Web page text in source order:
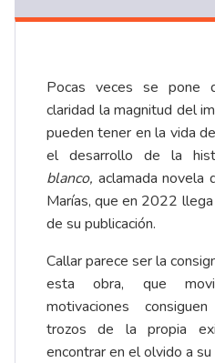
Pocas veces se pone
claridad la magnitud del
pueden tener en la vida
el desarrollo de la
blanco, aclamada novela
Marías, que en 2022
de su publicación.
Callar parece ser la
esta obra, que
motivaciones
trozos de la propia
encontrar en el olvido a